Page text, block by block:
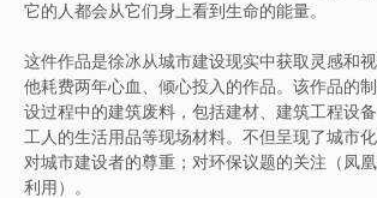
它的人都会从它们身上看到生命的能量。
这件作品是徐冰从城市建设现实中获取灵感和
他耗费两年心血、倾心投入的作品。该作品的
设过程中的建筑废料，包括建材、建筑工程设
工人的生活用品等现场材料。不但呈现了城市
对城市建设者的尊重；对环保议题的关注（凤
利用）。